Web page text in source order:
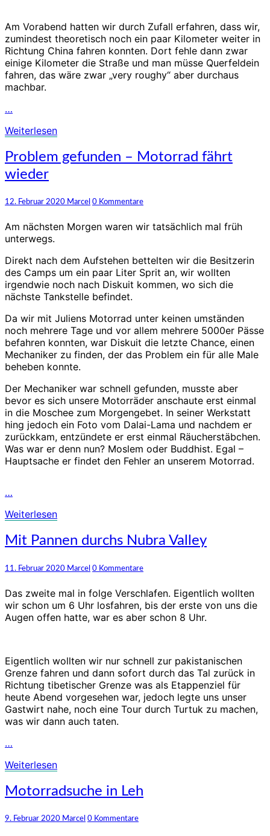
Am Vorabend hatten wir durch Zufall erfahren, dass wir,
zumindest theoretisch noch ein paar Kilometer weiter in
Richtung China fahren konnten. Dort fehle dann zwar
einige Kilometer die Straße und man müsse Querfeldein
fahren, das wäre zwar „very roughy“ aber durchaus
machbar.
…
WeiterlesenWeiterlesen
Problem
gefunden
–
fährt
Problem gefunden – Motorrad fährt
wieder
12. Februar 2020 Marcel Kommentare
0 Kommentare
Am nächsten Morgen waren wir tatsächlich mal früh
unterwegs.
Direkt nach dem Aufstehen bettelten wir die Besitzerin
des Camps um ein paar Liter Sprit an, wir wollten
irgendwie noch nach Diskuit kommen, wo sich die
nächste Tankstelle befindet.
Da wir mit Juliens Motorrad unter keinen umständen
noch mehrere Tage und vor allem mehrere 5000er Pässe
befahren konnten, war Diskuit die letzte Chance, einen
Mechaniker zu finden, der das Problem ein für alle Male
beheben konnte.
Der Mechaniker war schnell gefunden, musste aber
bevor es sich unsere Motorräder anschaute erst einmal
in die Moschee zum Morgengebet. In seiner Werkstatt
hing jedoch ein Foto vom Dalai-Lama und nachdem er
zurückkam, entzündete er erst einmal Räucherstäbchen.
Was war er denn nun? Moslem oder Buddhist. Egal –
Hauptsache er findet den Fehler an unserem Motorrad.
…
WeiterlesenWeiterlesen
Mit
Pannen
durchs
Nubra
Mit Pannen durchs Nubra Valley
11. Februar 2020 Marcel Kommentare
0 Kommentare
Das zweite mal in folge Verschlafen. Eigentlich wollten
wir schon um 6 Uhr losfahren, bis der erste von uns die
Augen offen hatte, war es aber schon 8 Uhr.
Eigentlich wollten wir nur schnell zur pakistanischen
Grenze fahren und dann sofort durch das Tal zurück in
Richtung tibetischer Grenze was als Etappenziel für
heute Abend vorgesehen war, jedoch legte uns unser
Gastwirt nahe, noch eine Tour durch Turtuk zu machen,
was wir dann auch taten.
…
WeiterlesenWeiterlesen
Motorradsuche
in
Leh
Motorradsuche in Leh
9. Februar 2020 Marcel Kommentare
0 Kommentare